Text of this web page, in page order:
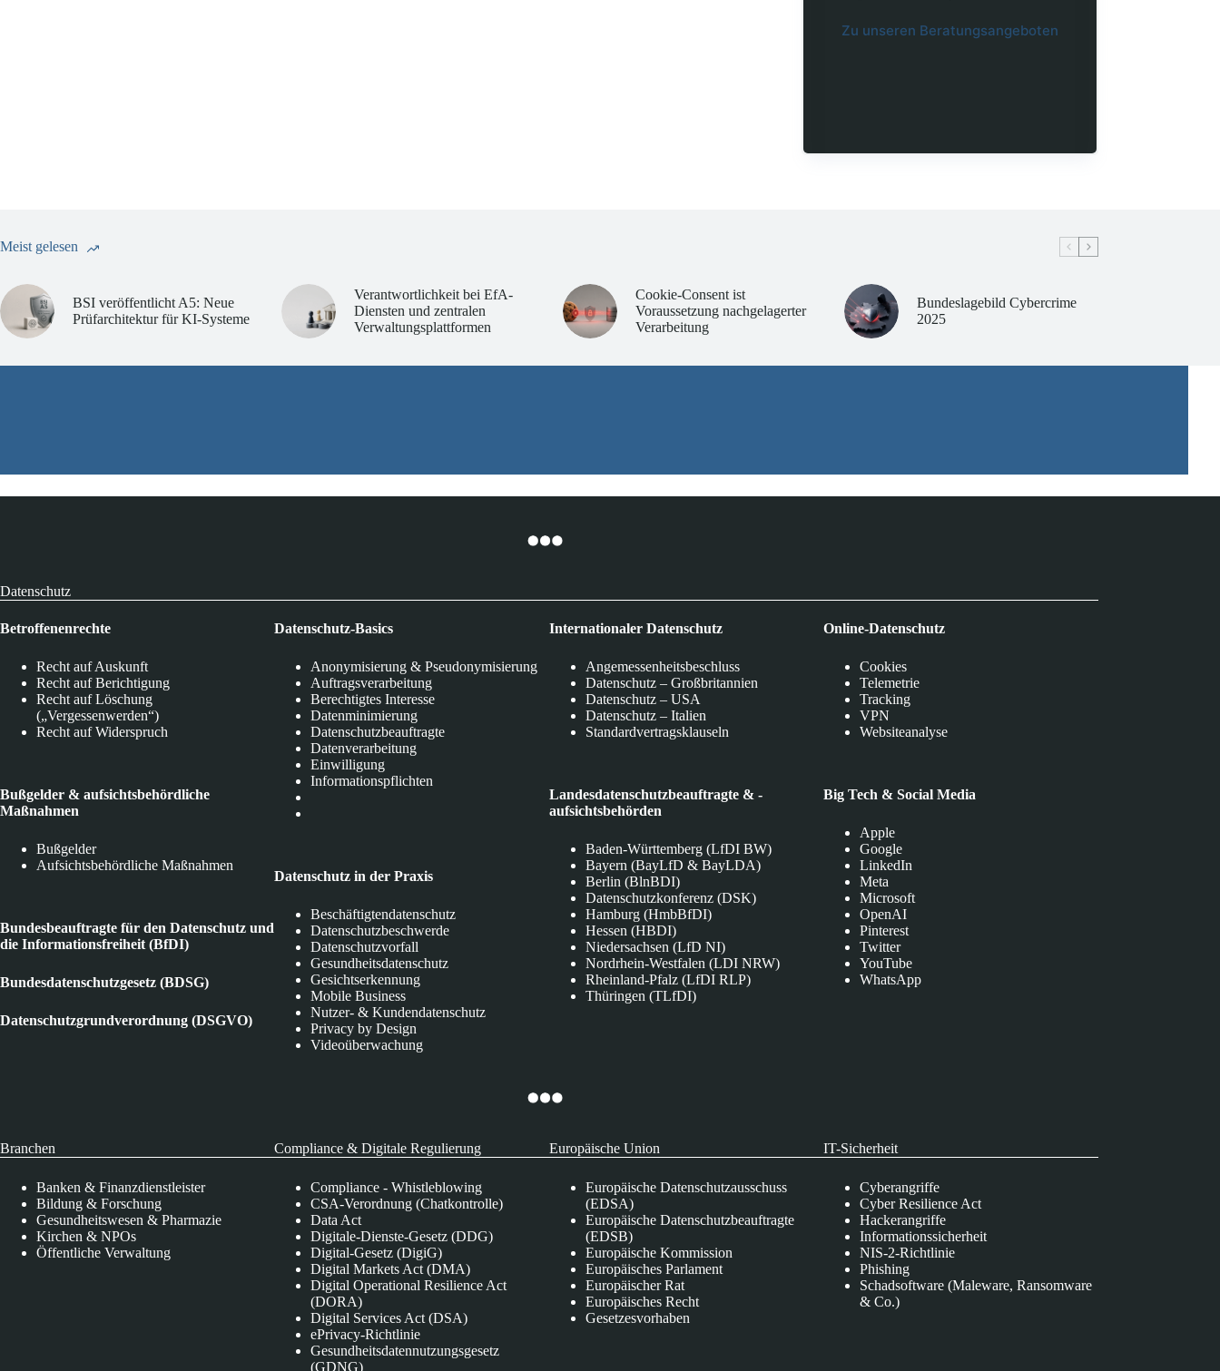
Zu unseren Beratungsangeboten
Meist gelesen
BSI veröffentlicht A5: Neue
Prüfarchitektur für KI-Systeme
Verantwortlichkeit bei EfA-
Diensten und zentralen
Verwaltungsplattformen
Cookie-Consent ist
Voraussetzung nachgelagerter
Verarbeitung
Bundeslagebild Cybercrime
2025
Datenschutz
Betroffenenrechte
Recht auf Auskunft
Recht auf Berichtigung
Recht auf Löschung
(„Vergessenwerden“)
Recht auf Widerspruch
Bußgelder & aufsichtsbehördliche
Maßnahmen
Bußgelder
Aufsichtsbehördliche Maßnahmen
Bundesbeauftragte für den Datenschutz und
die Informationsfreiheit (BfDI)
Bundesdatenschutzgesetz (BDSG)
Datenschutzgrundverordnung (DSGVO)
Datenschutz-Basics
Anonymisierung & Pseudonymisierung
Auftragsverarbeitung
Berechtigtes Interesse
Datenminimierung
Datenschutzbeauftragte
Datenverarbeitung
Einwilligung
Informationspflichten
Datenschutz in der Praxis
Beschäftigtendatenschutz
Datenschutzbeschwerde
Datenschutzvorfall
Gesundheitsdatenschutz
Gesichtserkennung
Mobile Business
Nutzer- & Kundendatenschutz
Privacy by Design
Videoüberwachung
Internationaler Datenschutz
Angemessenheitsbeschluss
Datenschutz – Großbritannien
Datenschutz – USA
Datenschutz – Italien
Standardvertragsklauseln
Landesdatenschutzbeauftragte & -
aufsichtsbehörden
Baden-Württemberg (LfDI BW)
Bayern (BayLfD & BayLDA)
Berlin (BlnBDI)
Datenschutzkonferenz (DSK)
Hamburg (HmbBfDI)
Hessen (HBDI)
Niedersachsen (LfD NI)
Nordrhein-Westfalen (LDI NRW)
Rheinland-Pfalz (LfDI RLP)
Thüringen (TLfDI)
Online-Datenschutz
Cookies
Telemetrie
Tracking
VPN
Websiteanalyse
Big Tech & Social Media
Apple
Google
LinkedIn
Meta
Microsoft
OpenAI
Pinterest
Twitter
YouTube
WhatsApp
Branchen
Banken & Finanzdienstleister
Bildung & Forschung
Gesundheitswesen & Pharmazie
Kirchen & NPOs
Öffentliche Verwaltung
Compliance & Digitale Regulierung
Compliance - Whistleblowing
CSA-Verordnung (Chatkontrolle)
Data Act
Digitale-Dienste-Gesetz (DDG)
Digital-Gesetz (DigiG)
Digital Markets Act (DMA)
Digital Operational Resilience Act
(DORA)
Digital Services Act (DSA)
ePrivacy-Richtlinie
Gesundheitsdatennutzungsgesetz
(GDNG)
Europäische Union
Europäische Datenschutzausschuss
(EDSA)
Europäische Datenschutzbeauftragte
(EDSB)
Europäische Kommission
Europäisches Parlament
Europäischer Rat
Europäisches Recht
Gesetzesvorhaben
IT-Sicherheit
Cyberangriffe
Cyber Resilience Act
Hackerangriffe
Informationssicherheit
NIS-2-Richtlinie
Phishing
Schadsoftware (Maleware, Ransomware
& Co.)